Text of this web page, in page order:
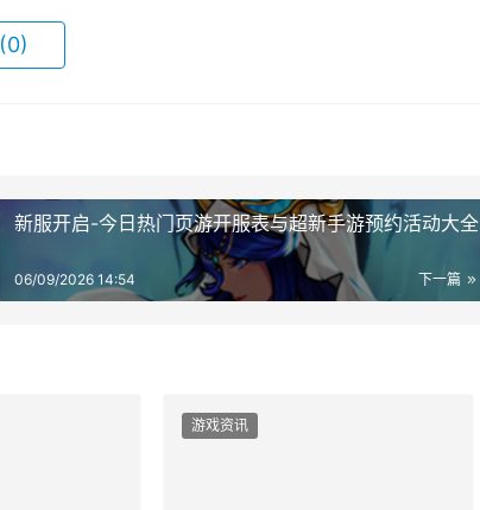
(0)
新服开启-今日热门页游开服表与超新手游预约活动大全
下一篇
06/09/2026 14:54
游戏资讯